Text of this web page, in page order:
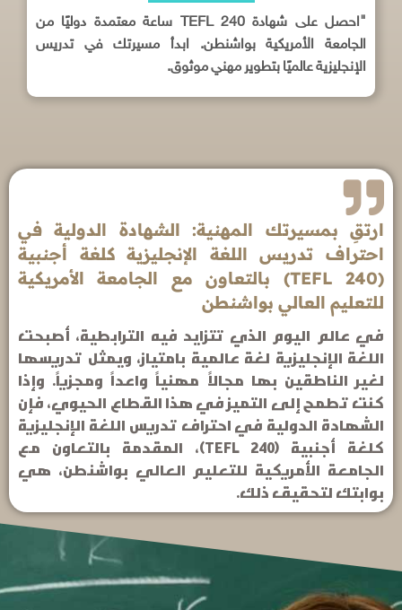
"احصل على شهادة TEFL 240 ساعة معتمدة دوليًا من
الجامعة الأمريكية بواشنطن. ابدأ مسيرتك في تدريس
الإنجليزية عالميًا بتطوير مهني موثوق.
ارتقِ بمسيرتك المهنية: الشهادة الدولية في
احتراف تدريس اللغة الإنجليزية كلغة أجنبية
(TEFL 240) بالتعاون مع الجامعة الأمريكية
للتعليم العالي بواشنطن
في عالم اليوم الذي تتزايد فيه الترابطية، أصبحت
اللغة الإنجليزية لغة عالمية بامتياز، ويمثل تدريسها
لغير الناطقين بها مجالاً مهنياً واعداً ومجزياً. وإذا
كنت تطمح إلى التميز في هذا القطاع الحيوي، فإن
الشهادة الدولية في احتراف تدريس اللغة الإنجليزية
كلغة أجنبية (TEFL 240)، المقدمة بالتعاون مع
الجامعة الأمريكية للتعليم العالي بواشنطن، هي
بوابتك لتحقيق ذلك.